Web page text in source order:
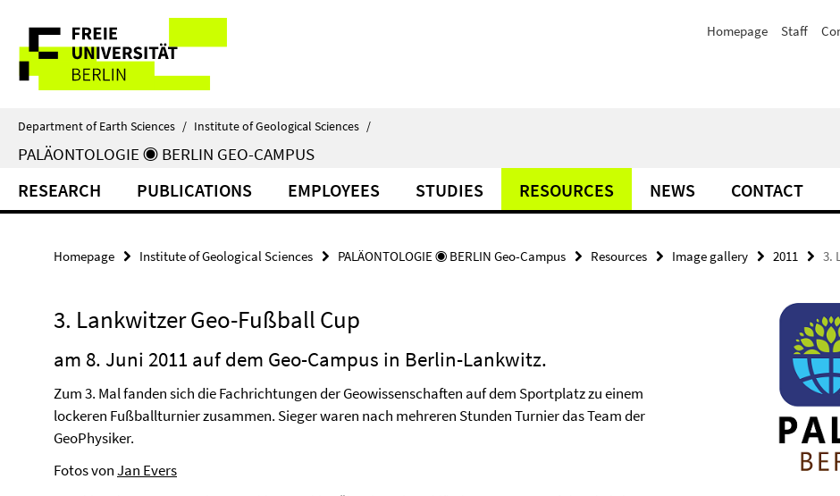
direkt
Inhalt
Service
Navigation
Homepage Staff
Department of Earth Sciences / Institute of Geological Sciences /
PALÄONTOLOGIE ◉ BERLIN GEO-CAMPUS
RESEARCH PUBLICATIONS EMPLOYEES STUDIES RESOURCES NEWS CONTACT
Homepage Institute of Geological Sciences PALÄONTOLOGIE ◉ BERLIN Geo-Campus Resources Image gallery 2011 3.
3. Lankwitzer Geo-Fußball Cup
am 8. Juni 2011 auf dem Geo-Campus in Berlin-Lankwitz.
Zum 3. Mal fanden sich die Fachrichtungen der Geowissenschaften auf dem Sportplatz zu einem
lockeren Fußballturnier zusammen. Sieger waren nach mehreren Stunden Turnier das Team der
GeoPhysiker.
Fotos vonJan Evers